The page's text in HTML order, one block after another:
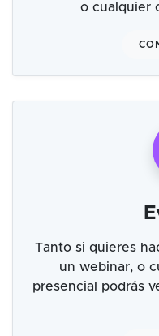
o cualquier
Tanto si quieres
un webinar, o
presencial podrás